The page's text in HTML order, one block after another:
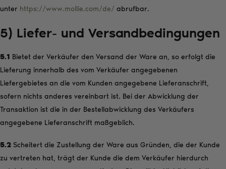
unter https://www.mollie.com/de/ abrufbar.
5) Liefer- und Versandbedingungen
5.1 Bietet der Verkäufer den Versand der Ware an, so erfolgt die
Lieferung innerhalb des vom Verkäufer angegebenen
Liefergebietes an die vom Kunden angegebene Lieferanschrift,
sofern nichts anderes vereinbart ist. Bei der Abwicklung der
Transaktion ist die in der Bestellabwicklung des Verkäufers
angegebene Lieferanschrift maßgeblich.
5.2 Scheitert die Zustellung der Ware aus Gründen, die der Kunde
zu vertreten hat, trägt der Kunde die dem Verkäufer hierdurch